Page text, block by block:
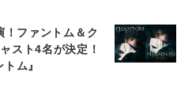
ファントム＆ク
スト4名が決定！
ム』